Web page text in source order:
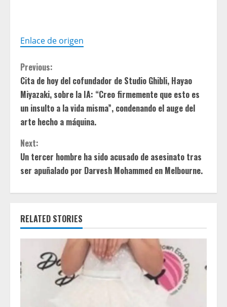
Enlace de origen
C
o
n
t
i
n
u
e
R
e
a
Previous:
Cita de hoy del cofundador de Studio Ghibli, Hayao
Miyazaki, sobre la IA: “Creo firmemente que esto es
un insulto a la vida misma”, condenando el auge del
arte hecho a máquina.
Next:
Un tercer hombre ha sido acusado de asesinato tras
ser apuñalado por Darvesh Mohammed en Melbourne.
RELATED STORIES